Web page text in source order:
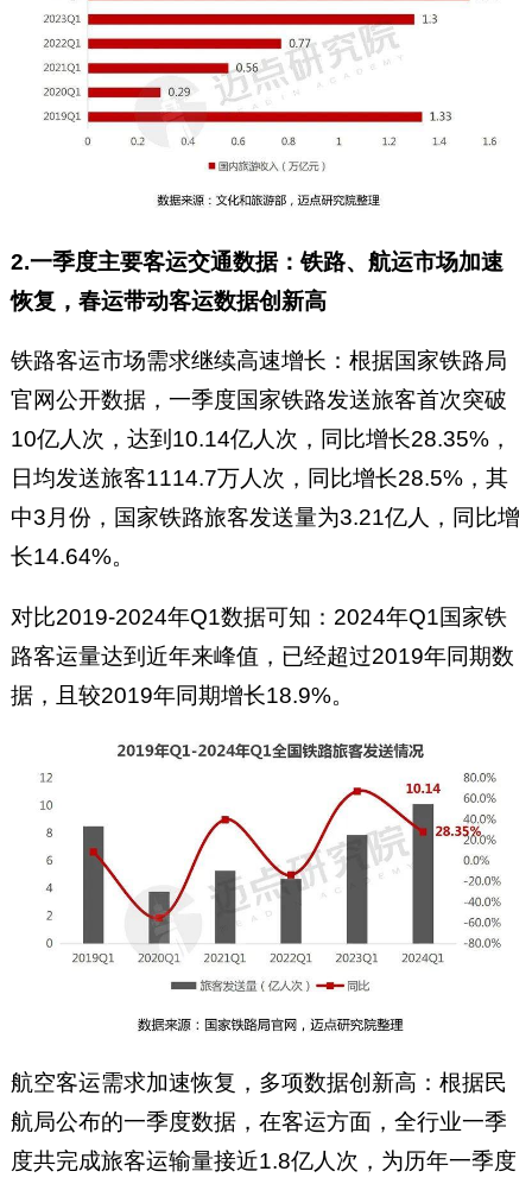
2.一季度主要客运交通数据：铁路、航运市场加速
恢复，春运带动客运数据创新高
铁路客运市场需求继续高速增长：根据国家铁路局
官网公开数据，一季度国家铁路发送旅客首次突破
10亿人次，达到10.14亿人次，同比增长28.35%，
日均发送旅客1114.7万人次，同比增长28.5%，其
中3月份，国家铁路旅客发送量为3.21亿人，同比增
长14.64%。
对比2019-2024年Q1数据可知：2024年Q1国家铁
路客运量达到近年来峰值，已经超过2019年同期数
据，且较2019年同期增长18.9%。
航空客运需求加速恢复，多项数据创新高：根据民
航局公布的一季度数据，在客运方面，全行业一季
度共完成旅客运输量接近1.8亿人次，为历年一季度